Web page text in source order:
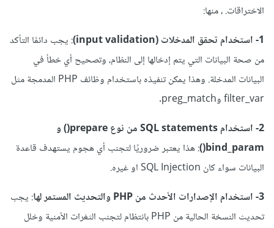
الاختراقات. ، منها:
1- استخدام تحقق المدخلات (input validation)
: يجب دائمًا التأكد
من صحة البيانات التي يتم إدخالها إلى النظام، وتصحيح أي خطأ في
البيانات المدخلة. وهذا يمكن تنفيذه باستخدام وظائف PHP المدمجة مثل
filter_var وpreg_match.
2- استخدام SQL statements من نوع prepare() و
bind_param() : هذا يعتبر ضروريًا لتجنب أي هجوم يستهدف قاعدة
البيانات سواء كان SQL Injection او غيره.
3- استخدام الإصدارات الأحدث من PHP والتحديث المستمر لها
: يجب
تحديث النسخة الحالية من PHP بانتظام لتجنب الثغرات الأمنية وخلل